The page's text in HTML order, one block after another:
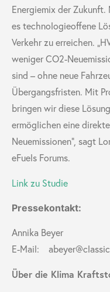
Energiemix der
es technologieoffene
Verkehr zu erreichen.
weniger CO2-
sind – ohne neue
Übergangsfristen. Mit
bringen wir diese
ermöglichen eine
Neuemissionen“, sagt
eFuels Forums.
Link zu Studie
Pressekontakt:
Annika Beyer
E-Mail:
Über die Klima